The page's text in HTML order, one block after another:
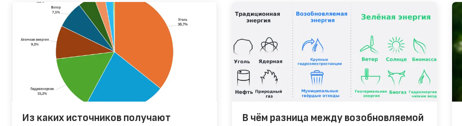
Из каких источников получают
В чём разница между возобновляемой